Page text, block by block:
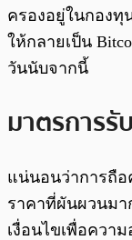
ครองอยู่ในกองทุน
ให้กลายเป็น
วันนับจากนี้
มาตรการ
แน่นอนว่าการถือ
ราคาที่ผันผวนมาก
เงื่อนไขเพื่อควา